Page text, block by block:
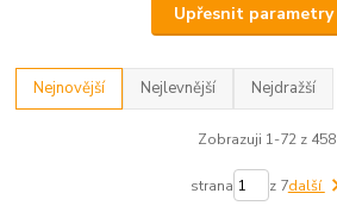
Upřesnit parametry
Nejnovější Nejlevnější Nejdražší
Zobrazuji 1-72 z 458
strana z 7další